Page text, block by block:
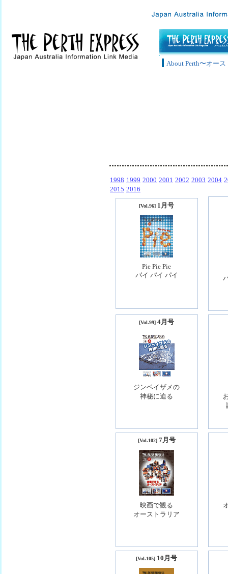
About Perth〜オー
1998 1999 2000 2001 2002 2003 2004
2015 2016
[Vol.96] 1月号
Pie Pie Pie
パイ パイ パイ
[Vol.99] 4月号
ジンベイザメの
神秘に迫る
[Vol.102] 7月号
映画で観る
オーストラリア
[Vol.105] 10月号